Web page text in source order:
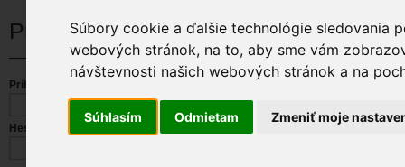
Súbory cookie a ďalšie technológie sledovania
webových stránok, na to, aby sme vám
návštevnosti našich webových stránok a na
Súhlasím Odmietam Zmeniť moje
Prihlásenie
Prihlasovacie meno
Heslo